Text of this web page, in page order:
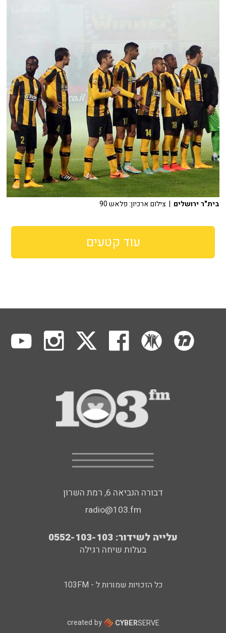
בית"ר ירושלים | צילום ארכיון: פלאש 90
עוד קטעים
דבורה הנביאה 6, רמת השרון
radio@103.fm
עלייה לשידור: 0552-103-103
בעלות שיחה רגילה
כל הזכויות שמורות ל - 103FM
created by CYBERSERVE